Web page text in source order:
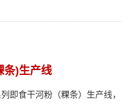
条)生产线
即食干河粉（粿条）生产线，